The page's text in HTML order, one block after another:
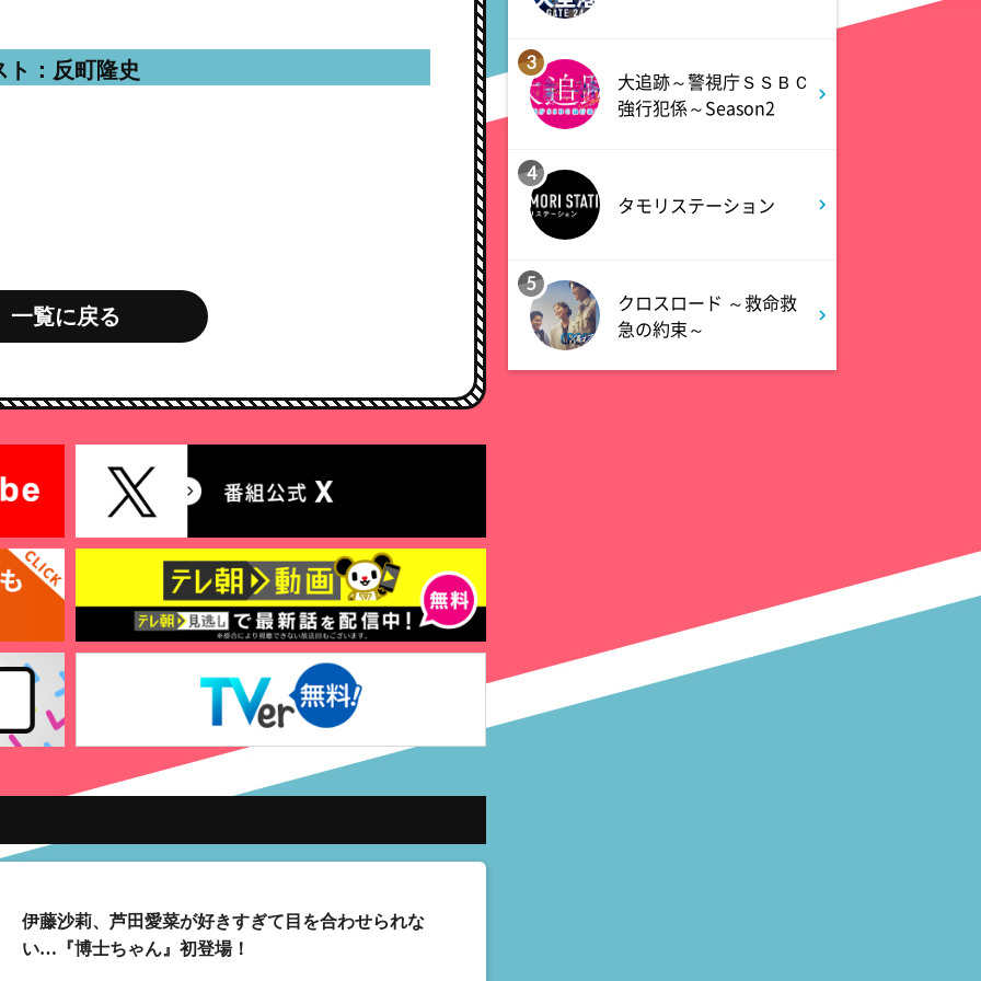
ト：反町隆史
一覧に戻る
伊藤沙莉、芦田愛菜が好きすぎて目を合わせられな
い…『博士ちゃん』初登場！
3
大追跡～警視庁ＳＳＢＣ
強行犯係～Season2
4
タモリステーション
5
クロスロード ～救命救
急の約束～